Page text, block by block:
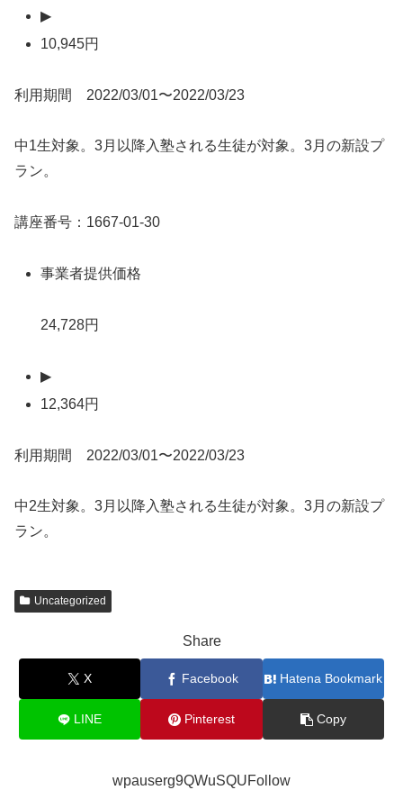
▶
10,945円
利用期間 2022/03/01〜2022/03/23
中1生対象。3月以降入塾される生徒が対象。3月の新設プ
ラン。
講座番号：1667-01-30
事業者提供価格
24,728円
▶
12,364円
利用期間 2022/03/01〜2022/03/23
中2生対象。3月以降入塾される生徒が対象。3月の新設プ
ラン。
Uncategorized
Share
X Facebook Hatena Bookmark
LINE Pinterest Copy
wpauserg9QWuSQUFollow